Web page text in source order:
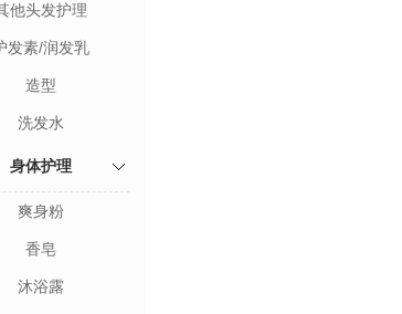
他头发护理
发素/润发乳
造型
洗发水
身体护理
爽身粉
香皂
沐浴露